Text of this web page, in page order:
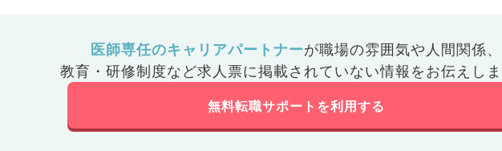
医師専任のキャリアパートナーが職場の雰囲気や人間関係、
教育・研修制度など求人票に掲載されていない情報をお伝えしま
無料転職サポートを利用する